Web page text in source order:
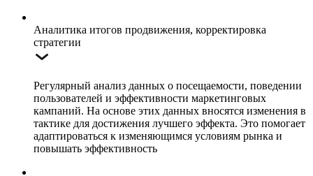
Аналитика итогов продвижения, корректировка
стратегии
Регулярный анализ данных о посещаемости, поведении
пользователей и эффективности маркетинговых
кампаний. На основе этих данных вносятся изменения в
тактике для достижения лучшего эффекта. Это помогает
адаптироваться к изменяющимся условиям рынка и
повышать эффективность